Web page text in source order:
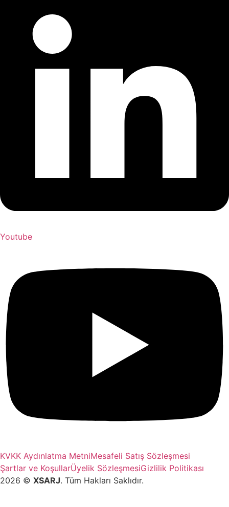
Youtube
KVKK Aydınlatma MetniMesafeli Satış Sözleşmesi
Şartlar ve KoşullarÜyelik SözleşmesiGizlilik Politikası
2026 ©️ XSARJ. Tüm Hakları Saklıdır.